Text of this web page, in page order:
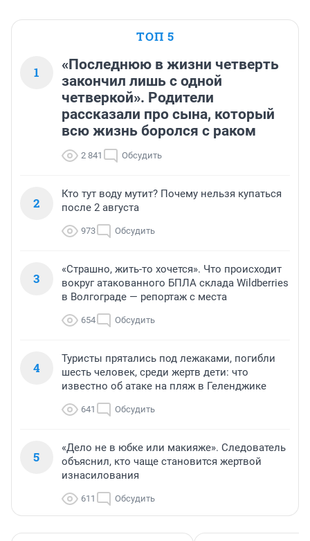
ТОП 5
1
«Последнюю в жизни четверть
закончил лишь с одной
четверкой». Родители
рассказали про сына, который
всю жизнь боролся с раком
2 841 Обсудить
2
Кто тут воду мутит? Почему нельзя купаться
после 2 августа
973 Обсудить
3
«Страшно, жить-то хочется». Что происходит
вокруг атакованного БПЛА склада Wildberries
в Волгограде — репортаж с места
654 Обсудить
4
Туристы прятались под лежаками, погибли
шесть человек, среди жертв дети: что
известно об атаке на пляж в Геленджике
641 Обсудить
5
«Дело не в юбке или макияже». Следователь
объяснил, кто чаще становится жертвой
изнасилования
611 Обсудить